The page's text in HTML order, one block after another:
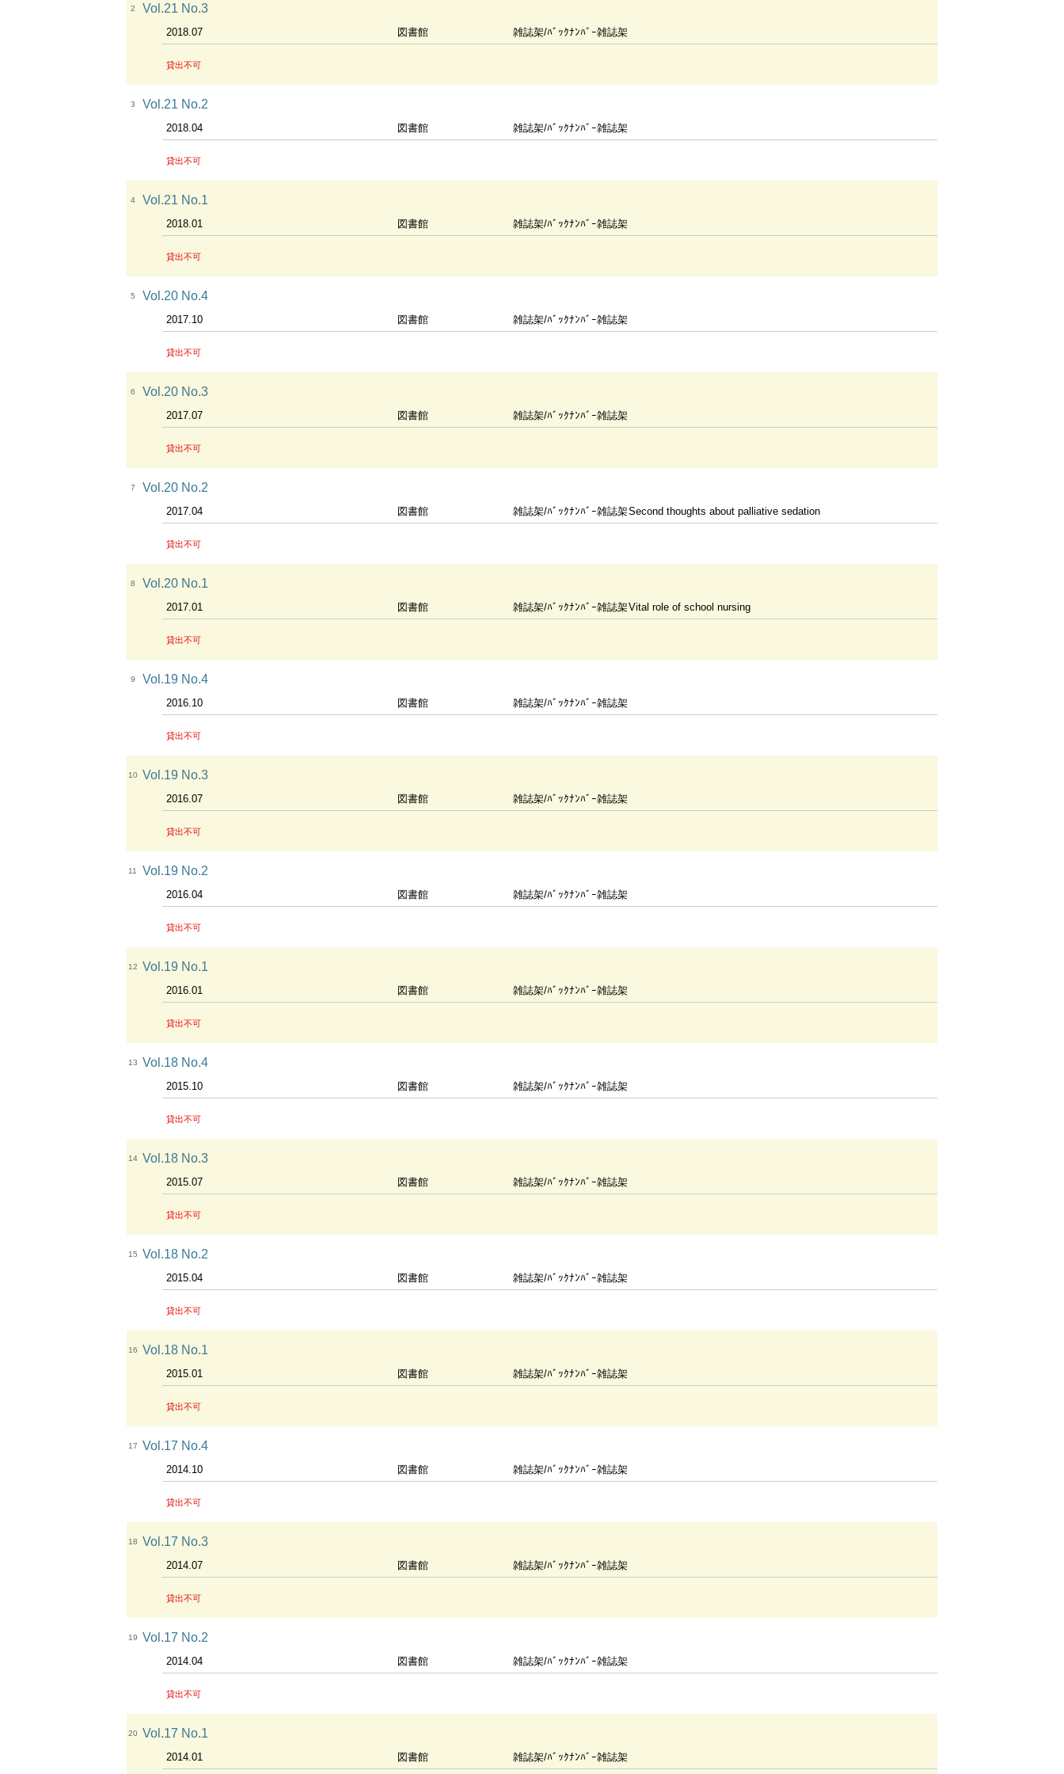
2 Vol.21 No.3
2018.07 図書館 雑誌架/ﾊﾞｯｸﾅﾝﾊﾞｰ雑誌架
貸出不可
3 Vol.21 No.2
2018.04 図書館 雑誌架/ﾊﾞｯｸﾅﾝﾊﾞｰ雑誌架
貸出不可
4 Vol.21 No.1
2018.01 図書館 雑誌架/ﾊﾞｯｸﾅﾝﾊﾞｰ雑誌架
貸出不可
5 Vol.20 No.4
2017.10 図書館 雑誌架/ﾊﾞｯｸﾅﾝﾊﾞｰ雑誌架
貸出不可
6 Vol.20 No.3
2017.07 図書館 雑誌架/ﾊﾞｯｸﾅﾝﾊﾞｰ雑誌架
貸出不可
7 Vol.20 No.2
2017.04 図書館 雑誌架/ﾊﾞｯｸﾅﾝﾊﾞｰ雑誌架Second thoughts about palliative sedation
貸出不可
8 Vol.20 No.1
2017.01 図書館 雑誌架/ﾊﾞｯｸﾅﾝﾊﾞｰ雑誌架Vital role of school nursing
貸出不可
9 Vol.19 No.4
2016.10 図書館 雑誌架/ﾊﾞｯｸﾅﾝﾊﾞｰ雑誌架
貸出不可
10 Vol.19 No.3
2016.07 図書館 雑誌架/ﾊﾞｯｸﾅﾝﾊﾞｰ雑誌架
貸出不可
11 Vol.19 No.2
2016.04 図書館 雑誌架/ﾊﾞｯｸﾅﾝﾊﾞｰ雑誌架
貸出不可
12 Vol.19 No.1
2016.01 図書館 雑誌架/ﾊﾞｯｸﾅﾝﾊﾞｰ雑誌架
貸出不可
13 Vol.18 No.4
2015.10 図書館 雑誌架/ﾊﾞｯｸﾅﾝﾊﾞｰ雑誌架
貸出不可
14 Vol.18 No.3
2015.07 図書館 雑誌架/ﾊﾞｯｸﾅﾝﾊﾞｰ雑誌架
貸出不可
15 Vol.18 No.2
2015.04 図書館 雑誌架/ﾊﾞｯｸﾅﾝﾊﾞｰ雑誌架
貸出不可
16 Vol.18 No.1
2015.01 図書館 雑誌架/ﾊﾞｯｸﾅﾝﾊﾞｰ雑誌架
貸出不可
17 Vol.17 No.4
2014.10 図書館 雑誌架/ﾊﾞｯｸﾅﾝﾊﾞｰ雑誌架
貸出不可
18 Vol.17 No.3
2014.07 図書館 雑誌架/ﾊﾞｯｸﾅﾝﾊﾞｰ雑誌架
貸出不可
19 Vol.17 No.2
2014.04 図書館 雑誌架/ﾊﾞｯｸﾅﾝﾊﾞｰ雑誌架
貸出不可
20 Vol.17 No.1
2014.01 図書館 雑誌架/ﾊﾞｯｸﾅﾝﾊﾞｰ雑誌架